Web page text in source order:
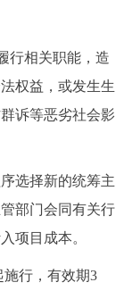
相关职能，造
权益，或发生生
诉等恶劣社会影
选择新的统筹主
部门会同有关行
项目成本。
施行，有效期3